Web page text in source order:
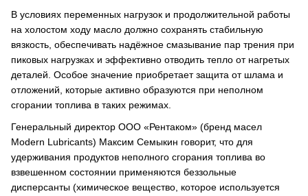
В условиях переменных нагрузок и продолжительной работы
на холостом ходу масло должно сохранять стабильную
вязкость, обеспечивать надёжное смазывание пар трения при
пиковых нагрузках и эффективно отводить тепло от нагретых
деталей. Особое значение приобретает защита от шлама и
отложений, которые активно образуются при неполном
сгорании топлива в таких режимах.
Генеральный директор ООО «Рентаком» (бренд масел
Modern Lubricants) Максим Семыкин говорит, что для
удерживания продуктов неполного сгорания топлива во
взвешенном состоянии применяются беззольные
дисперсанты (химическое вещество, которое используется